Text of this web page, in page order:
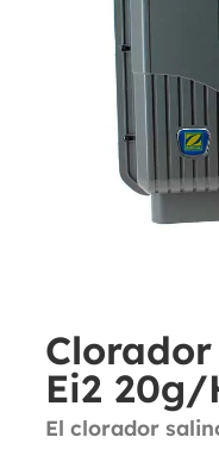
Ei2 20g/
El clorador